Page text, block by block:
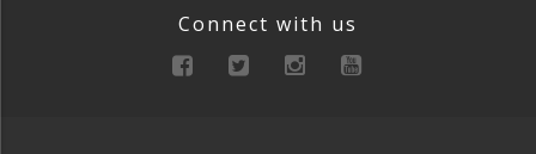
Connect with us